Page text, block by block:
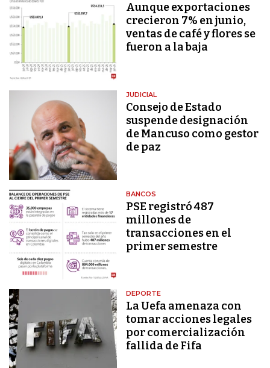
Aunque exportaciones
crecieron 7% en junio,
ventas de café y flores se
fueron a la baja
JUDICIAL
Consejo de Estado
suspende designación
de Mancuso como gestor
de paz
BANCOS
PSE registró 487
millones de
transacciones en el
primer semestre
DEPORTE
La Uefa amenaza con
tomar acciones legales
por comercialización
fallida de Fifa